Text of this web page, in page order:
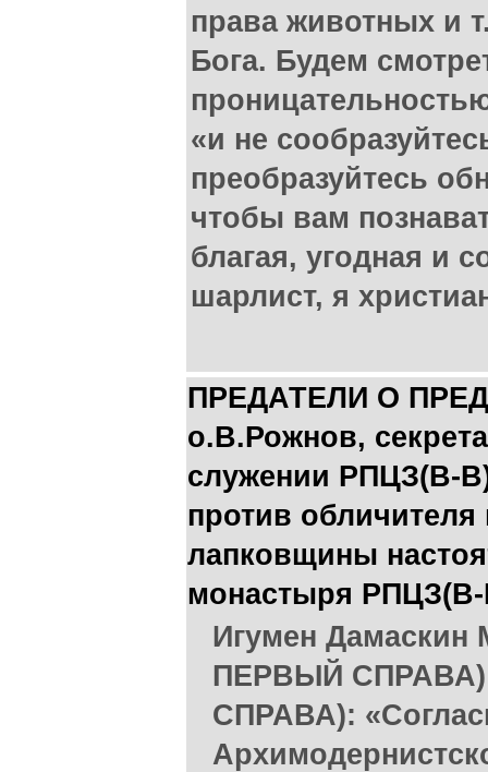
права животных и
Бога. Будем
«и не
преобразуйтесь
чтобы вам
благая, угодная и
шарлист, я
ПРЕДАТЕЛИ О
о.В.Рожнов,
служении РПЦЗ(В-
против обличителя
лапковщины
монастыря
Игумен
ПЕРВЫЙ СПРАВА)
СПРАВА):